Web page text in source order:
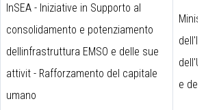
InSEA - Iniziative in Supporto al
consolidamento e potenziamento
dellinfrastruttura EMSO e delle sue
attivit - Rafforzamento del capitale
umano
e